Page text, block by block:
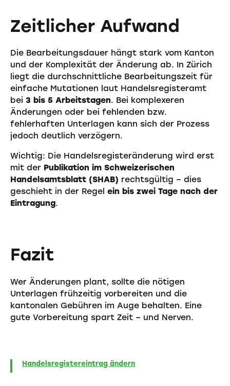
Zeitlicher Aufwand
Die Bearbeitungsdauer hängt stark vom Kanton
und der Komplexität der Änderung ab. In Zürich
liegt die durchschnittliche Bearbeitungszeit für
einfache Mutationen laut Handelsregisteramt
bei 3 bis 5 Arbeitstagen. Bei komplexeren
Änderungen oder bei fehlenden bzw.
fehlerhaften Unterlagen kann sich der Prozess
jedoch deutlich verzögern.
Wichtig: Die Handelsregisteränderung wird erst
mit der Publikation im Schweizerischen
Handelsamtsblatt (SHAB) rechtsgültig – dies
geschieht in der Regel ein bis zwei Tage nach der
Eintragung.
Fazit
Wer Änderungen plant, sollte die nötigen
Unterlagen frühzeitig vorbereiten und die
kantonalen Gebühren im Auge behalten. Eine
gute Vorbereitung spart Zeit – und Nerven.
Handelsregistereintrag ändern